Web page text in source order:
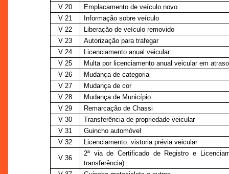
V 20
Emplacamento de veículo novo
V 21
Informação sobre veículo
V 22
Liberação de veículo removido
V 23
Autorização para trafegar
V 24
Licenciamento anual veicular
V 25
Multa por licenciamento anual veicular em atraso
V 26
Mudança de categoria
V 27
Mudança de cor
V 28
Mudança de Município
V 29
Remarcação de Chassi
V 30
Transferência de propriedade veicular
V 31
Guincho automóvel
V 32
Licenciamento: vistoria prévia veicular
V 36
2ª via de Certificado de Registro e
transferência)